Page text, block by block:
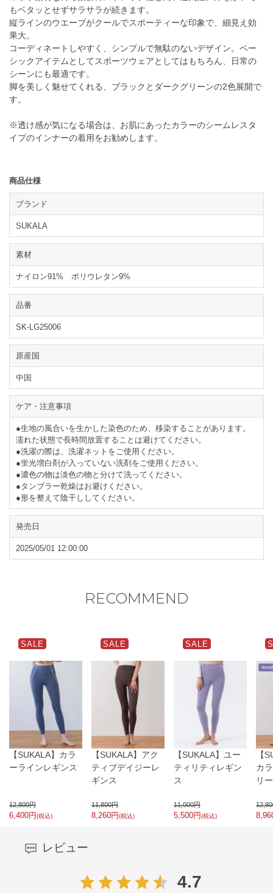
もベタッとせずサラサラが続きます。
縦ラインのウエーブがクールでスポーティーな印象で、細見え効
果大。
コーディネートしやすく、シンプルで無駄のないデザイン。ベー
シックアイテムとしてスポーツウェアとしてはもちろん、日常の
シーンにも最適です。
脚を美しく魅せてくれる、ブラックとダークグリーンの2色展開で
す。
※透け感が気になる場合は、お肌にあったカラーのシームレスタ
イプのインナーの着用をお勧めします。
商品仕様
ブランド
SUKALA
素材
ナイロン91% ポリウレタン9%
品番
SK-LG25006
原産国
中国
ケア・注意事項
●生地の風合いを生かした染色のため、移染することがあります。
濡れた状態で長時間放置することは避けてください。
●洗濯の際は、洗濯ネットをご使用ください。
●蛍光増白剤が入っていない洗剤をご使用ください。
●濃色の物は淡色の物と分けて洗ってください。
●タンブラー乾燥はお避けください。
●形を整えて陰干ししてください。
発売日
2025/05/01 12:00:00
RECOMMEND
SALE
【SUKALA】カラ
ーラインレギンス
12,800円
6,400円(税込)
SALE
【SUKALA】アク
ティブデイジーレ
ギンス
11,800円
8,260円(税込)
SALE
【SUKALA】ユー
ティリティレギン
ス
11,000円
5,500円(税込)
【
カ
リ
レビュー
4.7